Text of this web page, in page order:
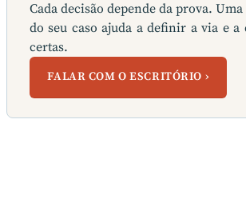
Cada decisão depende da prova.
do seu caso ajuda a definir a via e a
certas.
FALAR COM O ESCRITÓRIO ›